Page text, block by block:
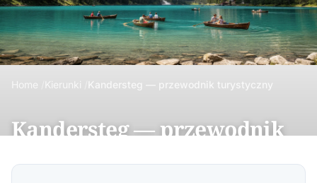
Home Kierunki Kandersteg — przewodnik turystyczny
Kandersteg — przewodnik
turystyczny